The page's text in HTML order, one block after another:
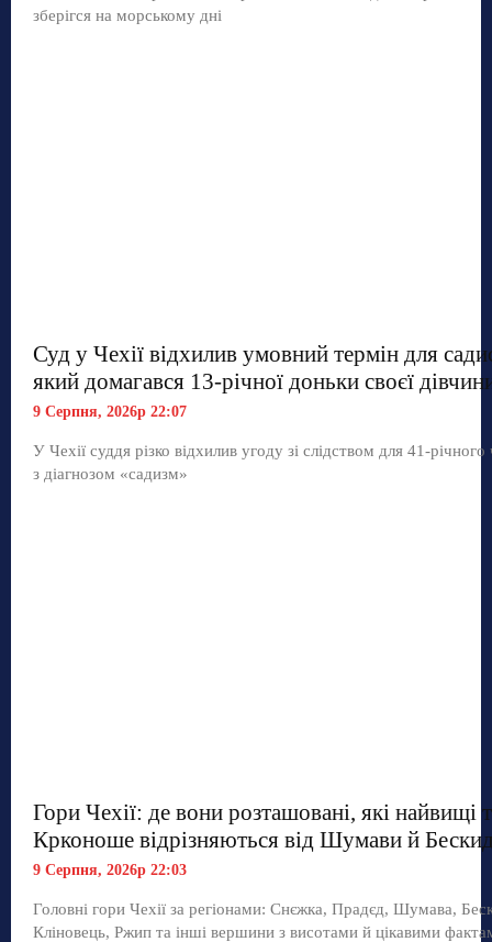
зберігся на морському дні
Суд у Чехії відхилив умовний термін для
який домагався 13-річної доньки своєї
9 Серпня, 2026р 22:07
У Чехії суддя різко відхилив угоду зі слідством для 41-річного
з діагнозом «садизм»
Гори Чехії: де вони розташовані, які найвищі
Крконоше відрізняються від Шумави й
9 Серпня, 2026р 22:03
Головні гори Чехії за регіонами: Снєжка, Прадєд, Шумава,
Кліновець, Ржип та інші вершини з висотами й цікавими